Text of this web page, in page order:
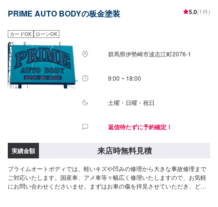
PRIME AUTO BODYの板金塗装 5.0(1件)
カードOK ローンOK
群馬県伊勢崎市波志江町2076-1
9:00 ~ 18:00
土曜・日曜・祝日
返信待たずに予約確定！
実績金額 来店時無料見積
プライムオートボディでは、軽いキズや凹みの修理から大きな事故修理まで
ご対応いたします。国産車、アメ車等々幅広く修理いたしますので、お気軽
にお問い合わせくださいませ。まずはお車の傷を拝見させていただき、どの